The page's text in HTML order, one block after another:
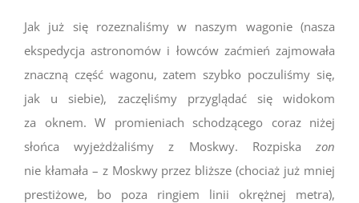
Jak już się rozeznaliśmy w naszym wagonie (nasza
ekspedycja astronomów i łowców zaćmień zajmowała
znaczną część wagonu, zatem szybko poczuliśmy się,
jak u siebie), zaczęliśmy przyglądać się widokom
za oknem. W promieniach schodzącego coraz niżej
słońca wyjeżdżaliśmy z Moskwy. Rozpiska zon
nie kłamała – z Moskwy przez bliższe (chociaż już mniej
prestiżowe, bo poza ringiem linii okrężnej metra),